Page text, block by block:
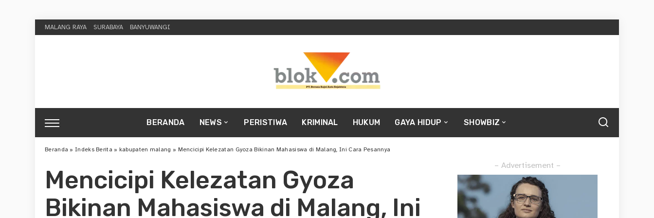
MALANG RAYA SURABAYA BANYUWANGI
BERANDA NEWS PERISTIWA KRIMINAL HUKUM GAYA HIDUP SHOWBIZ
Beranda »Indeks Berita » kabupaten malang » Mencicipi Kelezatan Gyoza Bikinan Mahasiswa di Malang, Ini Cara Pesannya
Mencicipi Kelezatan Gyoza
Bikinan Mahasiswa di Malang, Ini
– Advertisement –